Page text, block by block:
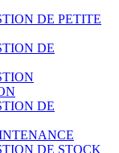
DE PETITE
DE
DE
DE STOCK